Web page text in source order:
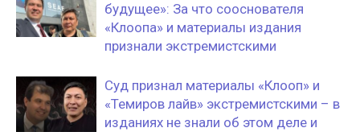
будущее»: За что сооснователя
«Клоопа» и материалы издания
признали экстремистскими
Суд признал материалы «Клооп» и
«Темиров лайв» экстремистскими – в
изданиях не знали об этом деле и